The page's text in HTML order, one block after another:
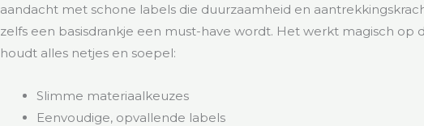
aandacht met schone labels die duurzaamheid en
zelfs een basisdrankje een must-have wordt. Het werkt magisch op
houdt alles netjes en soepel:
Slimme materiaalkeuzes
Eenvoudige, opvallende labels